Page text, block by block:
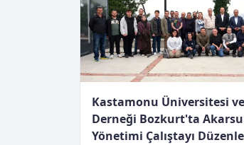
Kastamonu Üniversitesi
Derneği Bozkurt'ta Akarsu
Yönetimi Çalıştayı